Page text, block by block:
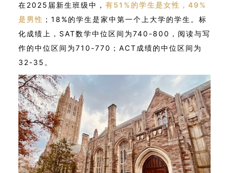
在2025届新生班级中， 有51%的学生是女性，49%
是男性 ；18%的学生是家中第一个上大学的学生。标
化成绩上，SAT数学中位区间为740-800，阅读与写
作的中位区间为710-770；ACT成绩的中位区间为
32-35。